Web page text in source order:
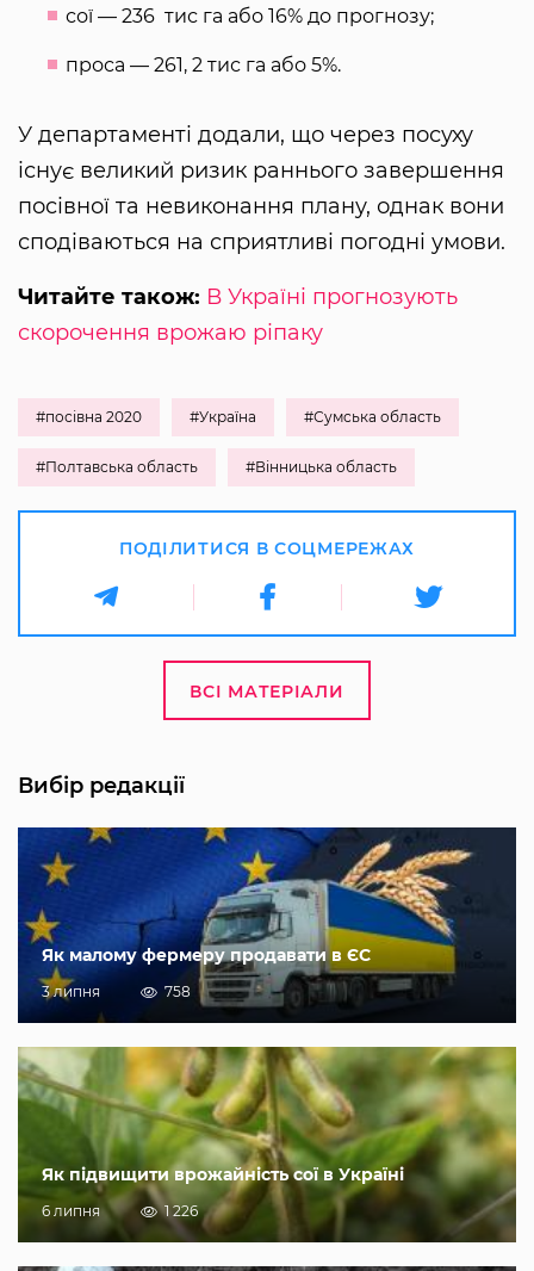
сої — 236 тис га або 16% до прогнозу;
проса — 261, 2 тис га або 5%.
У департаменті додали, що через посуху
існує великий ризик раннього завершення
посівної та невиконання плану, однак вони
сподіваються на сприятливі погодні умови.
Читайте також: В Україні прогнозують
скорочення врожаю ріпаку
#посівна 2020 #Україна #Сумська область
#Полтавська область #Вінницька область
ПОДІЛИТИСЯ В СОЦМЕРЕЖАХ
ВСІ МАТЕРІАЛИ
Вибір редакції
Як малому фермеру продавати в ЄС
3 липня 758
Як підвищити врожайність сої в Україні
6 липня 1 226